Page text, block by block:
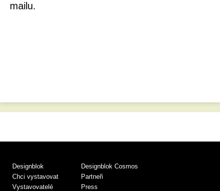
mailu.
Designblok
Chci vystavovat
Vystavovatelé
Designblok Cosmos
Partneři
Press